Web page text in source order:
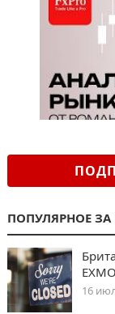
ПОПУЛЯРНОЕ
16